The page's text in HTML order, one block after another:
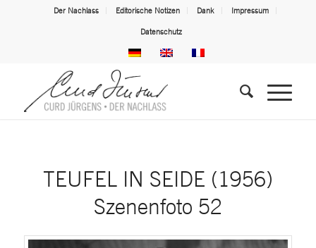
Der Nachlass Editorische Notizen Dank Impressum
Datenschutz
TEUFEL IN SEIDE (1956)
Szenenfoto 52